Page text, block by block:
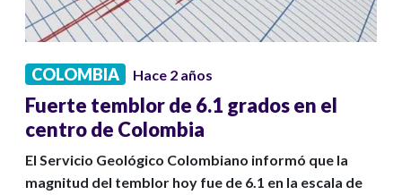
COLOMBIA Hace 2 años
Fuerte temblor de 6.1 grados en el
centro de Colombia
El Servicio Geológico Colombiano informó que la
magnitud del temblor hoy fue de 6.1 en la escala de